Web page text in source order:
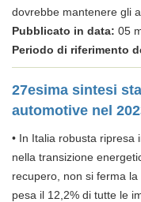
dovrebbe mantenere gli
Pubblicato in data: 05
Periodo di riferimento
27esima sintesi
automotive nel
• In Italia robusta ripresa
nella transizione
recupero, non si ferma
pesa il 12,2% di tutte le